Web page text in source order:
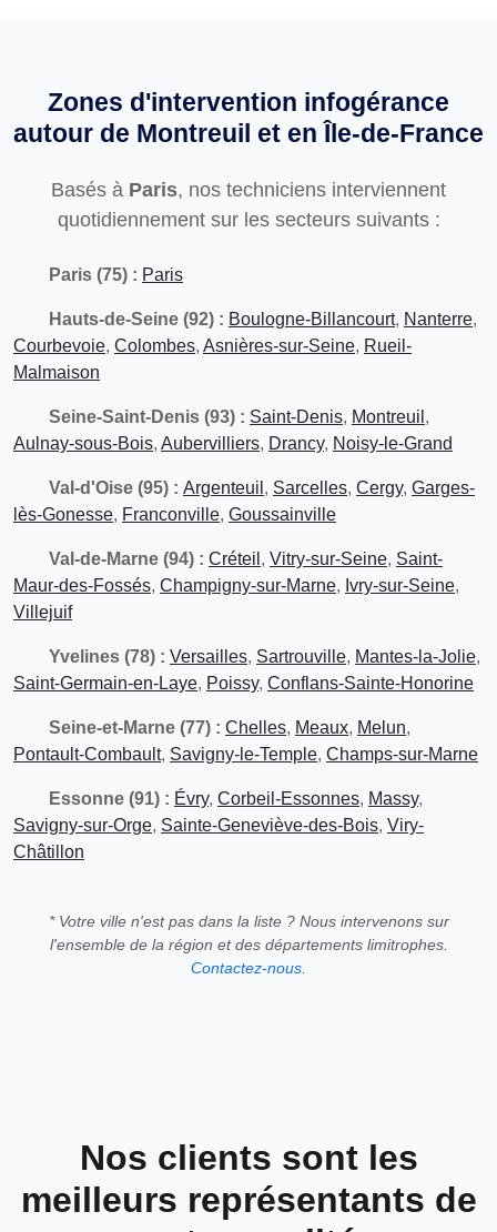
Zones d'intervention infogérance
autour de Montreuil et en Île-de-France
Basés à Paris, nos techniciens interviennent
quotidiennement sur les secteurs suivants :
Paris (75) : Paris
Hauts-de-Seine (92) : Boulogne-Billancourt, Nanterre,
Courbevoie, Colombes, Asnières-sur-Seine, Rueil-
Malmaison
Seine-Saint-Denis (93) : Saint-Denis, Montreuil ,
Aulnay-sous-Bois, Aubervilliers, Drancy, Noisy-le-Grand
Val-d'Oise (95) : Argenteuil , Sarcelles, Cergy, Garges-
lès-Gonesse, Franconville, Goussainville
Val-de-Marne (94) : Créteil , Vitry-sur-Seine, Saint-
Maur-des-Fossés, Champigny-sur-Marne, Ivry-sur-Seine,
Villejuif
Yvelines (78) : Versailles, Sartrouville, Mantes-la-Jolie,
Saint-Germain-en-Laye, Poissy, Conflans-Sainte-Honorine
Seine-et-Marne (77) : Chelles, Meaux, Melun,
Pontault-Combault, Savigny-le-Temple, Champs-sur-Marne
Essonne (91) : Évry, Corbeil-Essonnes, Massy,
Savigny-sur-Orge, Sainte-Geneviève-des-Bois, Viry-
Châtillon
* Votre ville n'est pas dans la liste ? Nous intervenons sur
l'ensemble de la région et des départements limitrophes.
Contactez-nous.
Nos clients sont les
meilleurs représentants de